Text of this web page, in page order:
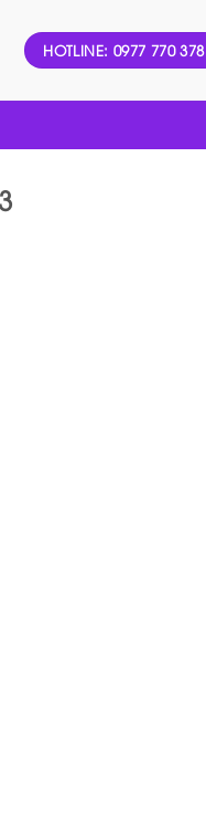
HOTLINE: 0977 770 378